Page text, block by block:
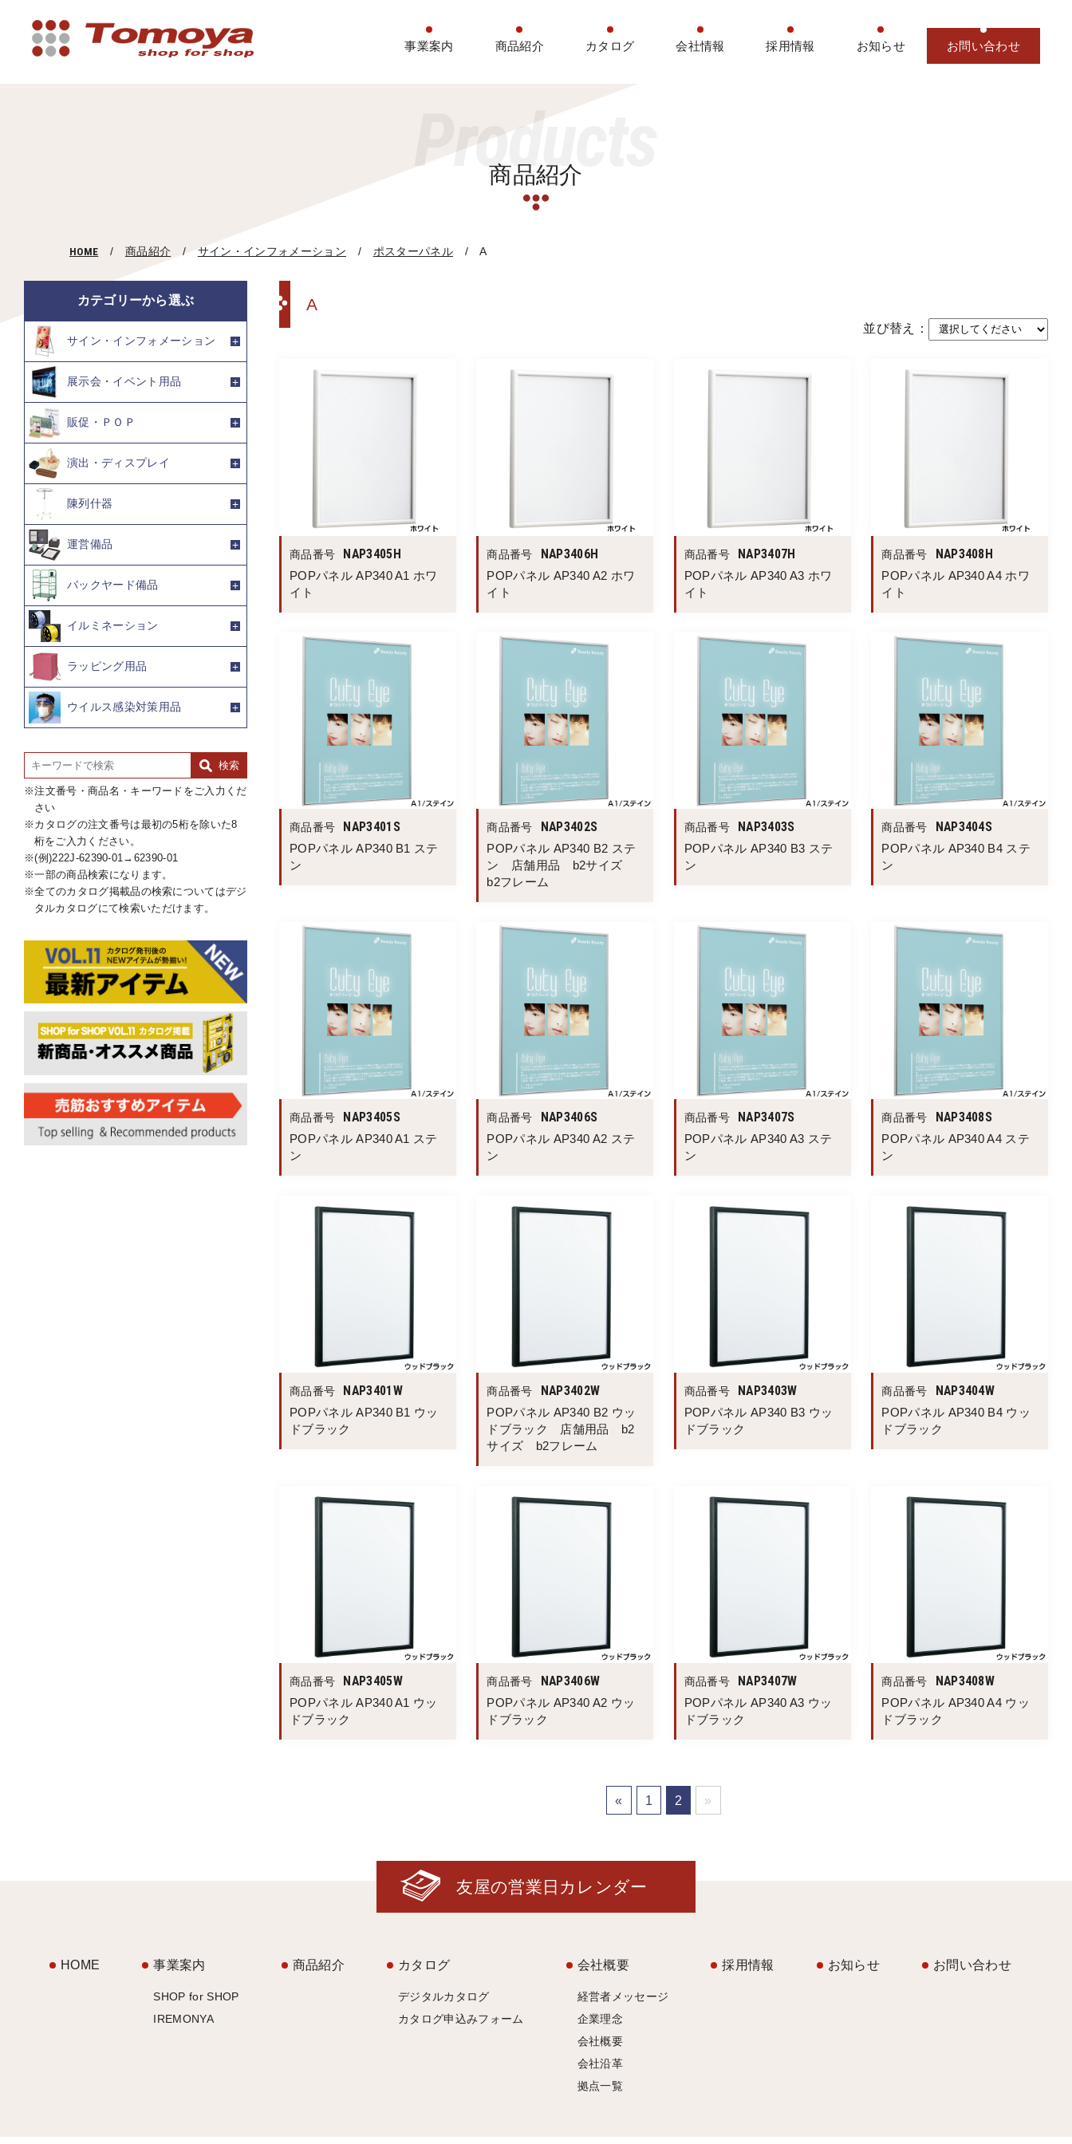
事業案内 商品紹介 カタログ 会社情報 採用情報 お知らせ お問い合わせ
Products
商品紹介
HOME 商品紹介 サイン・インフォメーション ポスターパネル A
A
並び替え：
商品番号 NAP3405H
POPパネル AP340 A1 ホワ
イト
商品番号 NAP3406H
POPパネル AP340 A2 ホワ
イト
商品番号 NAP3407H
POPパネル AP340 A3 ホワ
イト
商品番号 NAP3408H
POPパネル AP340 A4 ホワ
イト
商品番号 NAP3401S
POPパネル AP340 B1 ステ
ン
商品番号 NAP3402S
POPパネル AP340 B2 ステ
ン 店舗用品 b2サイズ
b2フレーム
商品番号 NAP3403S
POPパネル AP340 B3 ステ
ン
商品番号 NAP3404S
POPパネル AP340 B4 ステ
ン
商品番号 NAP3405S
POPパネル AP340 A1 ステ
ン
商品番号 NAP3406S
POPパネル AP340 A2 ステ
ン
商品番号 NAP3407S
POPパネル AP340 A3 ステ
ン
商品番号 NAP3408S
POPパネル AP340 A4 ステ
ン
商品番号 NAP3401W
POPパネル AP340 B1 ウッ
ドブラック
商品番号 NAP3402W
POPパネル AP340 B2 ウッ
ドブラック 店舗用品 b2
サイズ b2フレーム
商品番号 NAP3403W
POPパネル AP340 B3 ウッ
ドブラック
商品番号 NAP3404W
POPパネル AP340 B4 ウッ
ドブラック
商品番号 NAP3405W
POPパネル AP340 A1 ウッ
ドブラック
商品番号 NAP3406W
POPパネル AP340 A2 ウッ
ドブラック
商品番号 NAP3407W
POPパネル AP340 A3 ウッ
ドブラック
商品番号 NAP3408W
POPパネル AP340 A4 ウッ
ドブラック
« 1 2 »
カテゴリーから選ぶ
サイン・インフォメーション
展示会・イベント用品
販促・ＰＯＰ
演出・ディスプレイ
陳列什器
運営備品
バックヤード備品
イルミネーション
ラッピング用品
ウイルス感染対策用品
注文番号・商品名・キーワードをご入力くだ
さい
カタログの注文番号は最初の5桁を除いた8
桁をご入力ください。
(例)222J-62390-01→62390-01
一部の商品検索になります。
全てのカタログ掲載品の検索についてはデジ
タルカタログにて検索いただけます。
友屋の営業日カレンダー
HOME 事業案内
SHOP for SHOP
IREMONYA
商品紹介 カタログ
デジタルカタログ
カタログ申込みフォーム
会社概要
経営者メッセージ
企業理念
会社概要
会社沿革
拠点一覧
採用情報 お知らせ お問い合わせ